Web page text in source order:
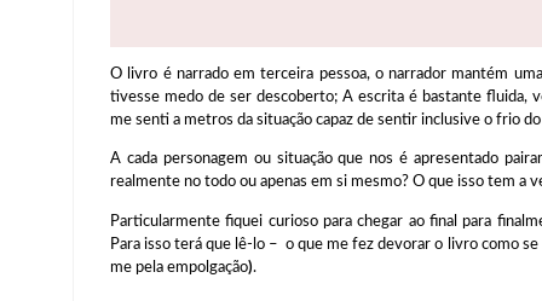
O livro é narrado em terceira pessoa, o narrador mantém
tivesse medo de ser descoberto; A escrita é bastante fluida,
me senti a metros da situação capaz de sentir inclusive o frio
A cada personagem ou situação que nos é apresentado
realmente no todo ou apenas em si mesmo? O que isso tem a
Particularmente fiquei curioso para chegar ao final para
Para isso terá que lê-lo – o que me fez devorar o livro como
me pela empolgação).